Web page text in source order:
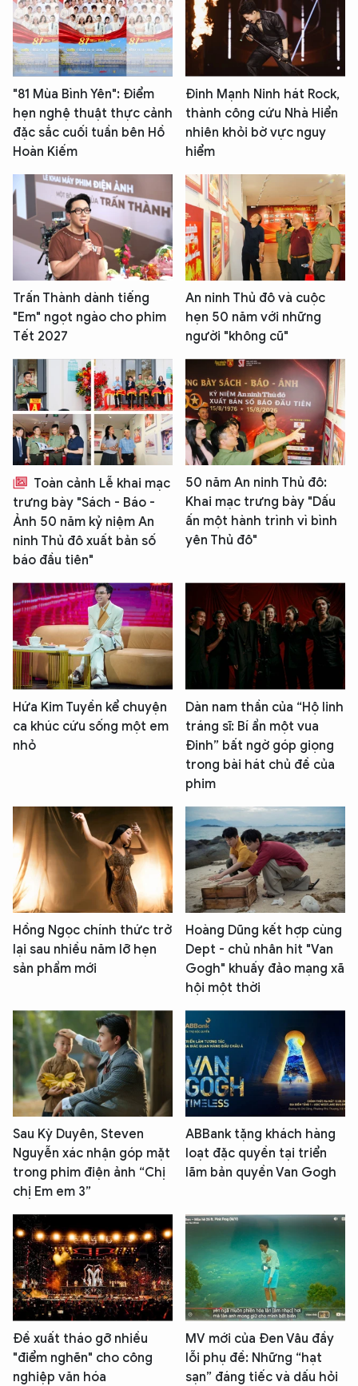
"81 Mùa Bình Yên": Điểm
hẹn nghệ thuật thực cảnh
đặc sắc cuối tuần bên Hồ
Hoàn Kiếm
Đinh Mạnh Ninh hát Rock,
thành công cứu Nhà Hiển
nhiên khỏi bờ vực nguy
hiểm
Trấn Thành dành tiếng
"Em" ngọt ngào cho phim
Tết 2027
An ninh Thủ đô và cuộc
hẹn 50 năm với những
người "không cũ"
Toàn cảnh Lễ khai mạc
trưng bày "Sách - Báo -
Ảnh 50 năm kỷ niệm An
ninh Thủ đô xuất bản số
báo đầu tiên"
50 năm An ninh Thủ đô:
Khai mạc trưng bày "Dấu
ấn một hành trình vì bình
yên Thủ đô"
Hứa Kim Tuyền kể chuyện
ca khúc cứu sống một em
nhỏ
Dàn nam thần của “Hộ linh
tráng sĩ: Bí ẩn một vua
Đinh” bất ngờ góp giọng
trong bài hát chủ đề của
phim
Hồng Ngọc chính thức trở
lại sau nhiều năm lỡ hẹn
sản phẩm mới
Hoàng Dũng kết hợp cùng
Dept - chủ nhân hit "Van
Gogh" khuấy đảo mạng xã
hội một thời
Sau Kỳ Duyên, Steven
Nguyễn xác nhận góp mặt
trong phim điện ảnh “Chị
chị Em em 3”
ABBank tặng khách hàng
loạt đặc quyền tại triển
lãm bản quyền Van Gogh
Đề xuất tháo gỡ nhiều
"điểm nghẽn" cho công
nghiệp văn hóa
MV mới của Đen Vâu đầy
lỗi phụ đề: Những “hạt
sạn” đáng tiếc và dấu hỏi